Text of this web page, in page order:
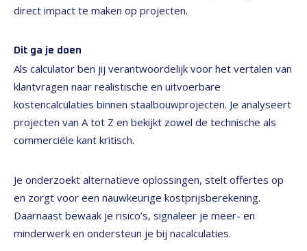
direct impact te maken op projecten.
Dit ga je doen
Als calculator ben jij verantwoordelijk voor het vertalen van
klantvragen naar realistische en uitvoerbare
kostencalculaties binnen staalbouwprojecten. Je analyseert
projecten van A tot Z en bekijkt zowel de technische als
commerciële kant kritisch.
Je onderzoekt alternatieve oplossingen, stelt offertes op
en zorgt voor een nauwkeurige kostprijsberekening.
Daarnaast bewaak je risico’s, signaleer je meer- en
minderwerk en ondersteun je bij nacalculaties.